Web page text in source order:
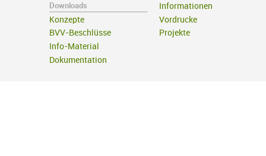
Downloads
Konzepte
BVV-Beschlüsse
Info-Material
Dokumentation
Informationen
Vordrucke
Projekte